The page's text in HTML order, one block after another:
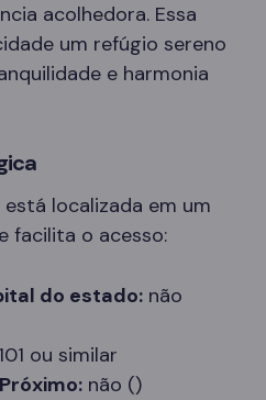
acolhedora. Essa
um refúgio sereno
e harmonia
localizada em um
facilita o acesso:
do estado: não
ou similar
não ()